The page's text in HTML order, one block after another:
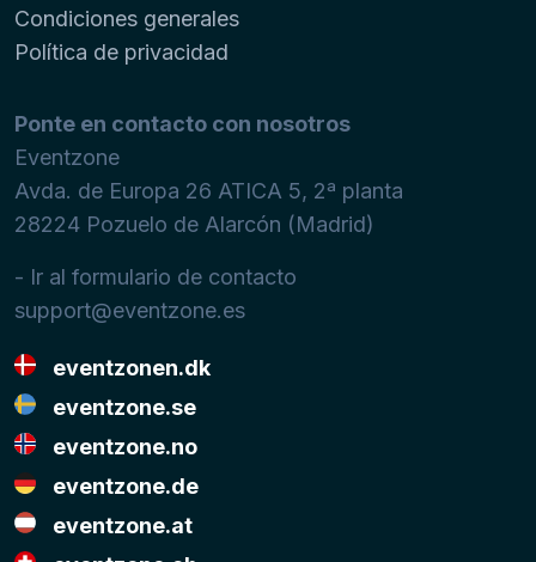
Condiciones generales
Política de privacidad
Ponte en contacto con nosotros
Eventzone
Avda. de Europa 26 ATICA 5, 2ª planta
28224 Pozuelo de Alarcón (Madrid)
- Ir al formulario de contacto
support@eventzone.es
eventzonen.dk
eventzone.se
eventzone.no
eventzone.de
eventzone.at